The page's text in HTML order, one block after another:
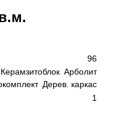
96
Керамзитоблок Арболит
Дерев. каркас
1